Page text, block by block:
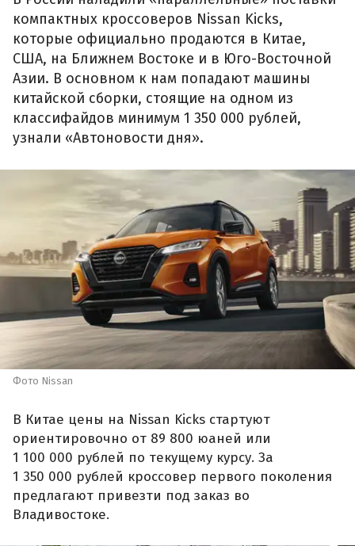
компактных кроссоверов Nissan Kicks,
которые официально продаются в Китае,
США, на Ближнем Востоке и в Юго-Восточной
Азии. В основном к нам попадают машины
китайской сборки, стоящие на одном из
классифайдов минимум 1 350 000 рублей,
узнали «Автоновости дня».
Фото Nissan
В Китае цены на Nissan Kicks стартуют
ориентировочно от 89 800 юаней или
1 100 000 рублей по текущему курсу. За
1 350 000 рублей кроссовер первого поколения
предлагают привезти под заказ во
Владивостоке.